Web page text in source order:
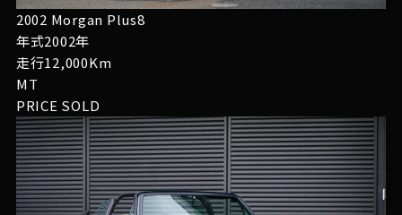
2002 Morgan Plus8
年式2002年
走行12,000Km
MT
PRICE SOLD